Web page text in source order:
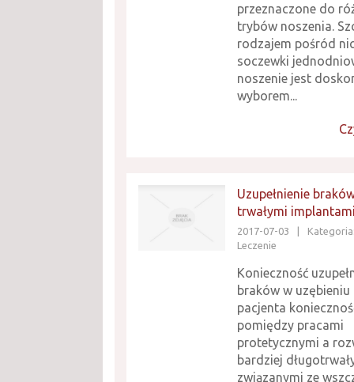
przeznaczone do
trybów noszenia.
rodzajem pośród
soczewki
noszenie jest
wyborem...
Uzupełnienie
trwałymi
2017-07-03
Leczenie
Konieczność
braków w
pacjenta
pomiędzy pracami
protetycznymi a
bardziej
związanymi ze